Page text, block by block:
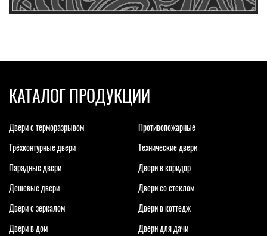
КАТАЛОГ ПРОДУКЦИИ
Двери с терморазрывом
Противопожарные
Трёхконтурные двери
Технические двери
Парадные двери
Двери в коридор
Дешевые двери
Двери со стеклом
Двери с зеркалом
Двери в коттедж
Двери в дом
Двери для дачи